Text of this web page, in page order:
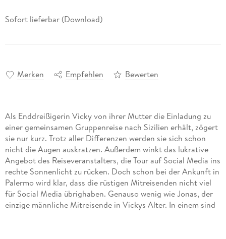
Sofort lieferbar (Download)
Merken Empfehlen Bewerten
Als Enddreißigerin Vicky von ihrer Mutter die Einladung zu
einer gemeinsamen Gruppenreise nach Sizilien erhält, zögert
sie nur kurz. Trotz aller Differenzen werden sie sich schon
nicht die Augen auskratzen. Außerdem winkt das lukrative
Angebot des Reiseveranstalters, die Tour auf Social Media ins
rechte Sonnenlicht zu rücken. Doch schon bei der Ankunft in
Palermo wird klar, dass die rüstigen Mitreisenden nicht viel
für Social Media übrighaben. Genauso wenig wie Jonas, der
einzige männliche Mitreisende in Vickys Alter. In einem sind